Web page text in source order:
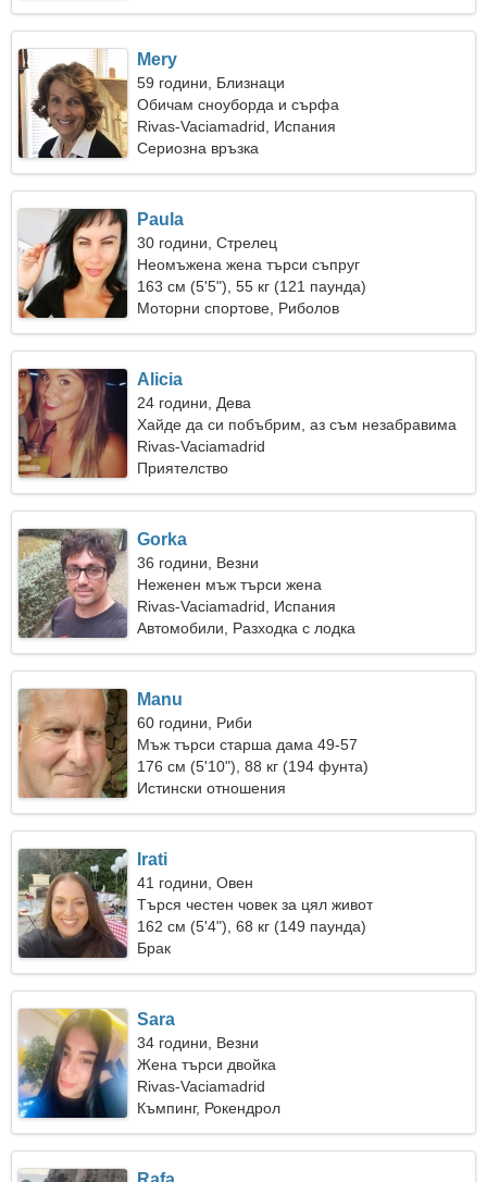
Mery
59 години, Близнаци
Обичам сноуборда и сърфа
Rivas-Vaciamadrid, Испания
Сериозна връзка
Paula
30 години, Стрелец
Неомъжена жена търси съпруг
163 см (5'5"), 55 кг (121 паунда)
Моторни спортове, Риболов
Alicia
24 години, Дева
Хайде да си побъбрим, аз съм незабравима
жена
Rivas-Vaciamadrid
Приятелство
Gorka
36 години, Везни
Неженен мъж търси жена
Rivas-Vaciamadrid, Испания
Автомобили, Разходка с лодка
Manu
60 години, Риби
Мъж търси старша дама 49-57
176 см (5'10"), 88 кг (194 фунта)
Истински отношения
Irati
41 години, Овен
Търся честен човек за цял живот
162 см (5'4"), 68 кг (149 паунда)
Брак
Sara
34 години, Везни
Жена търси двойка
Rivas-Vaciamadrid
Къмпинг, Рокендрол